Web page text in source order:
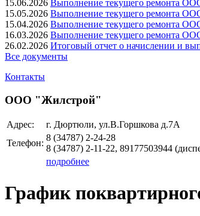
15.06.2026 Выполнение текущего ремонта
15.05.2026 Выполнение текущего ремонта
15.04.2026 Выполнение текущего ремонта
16.03.2026 Выполнение текущего ремонта
26.02.2026 Итоговый отчет о начислении и
Все документы
Контакты
ООО "Жилстрой"
Адрес:
г. Дюртюли, ул.В.Горшкова д.7А
Телефон:
8 (34787) 2-24-28
8 (34787) 2-11-22, 89177503944
подробнее
График